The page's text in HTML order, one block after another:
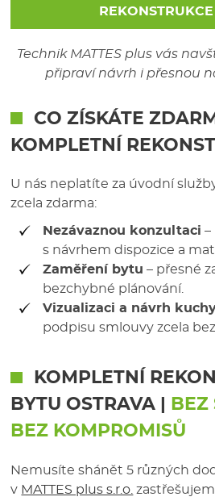
Technik MATTES plus vás
připraví návrh i přesnou
CO ZÍSKÁTE
KOMPLETNÍ
U nás neplatíte za úvodní
zcela zdarma:
Nezávaznou konzultaci –
s návrhem dispozice a
Zaměření bytu – přesné
bezchybné plánování.
Vizualizaci a návrh
podpisu smlouvy zcela
KOMPLETNÍ
BYTU OSTRAVA
BEZ
BEZ KOMPROMISŮ
Nemusíte shánět 5 různých
v MATTES plus s.r.o.